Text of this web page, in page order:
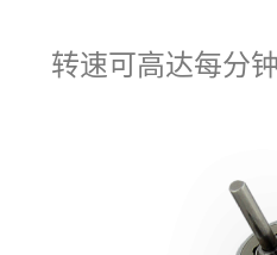
转速可高达每分